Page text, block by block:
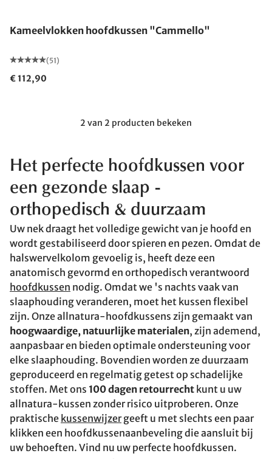
Kameelvlokken hoofdkussen "Cammello"
(51)
€ 112,90
2 van 2 producten bekeken
Het perfecte hoofdkussen voor
een gezonde slaap -
orthopedisch & duurzaam
Uw nek draagt het volledige gewicht van je hoofd en
wordt gestabiliseerd door spieren en pezen. Omdat de
halswervelkolom gevoelig is, heeft deze een
anatomisch gevormd en orthopedisch verantwoord
hoofdkussen nodig. Omdat we 's nachts vaak van
slaaphouding veranderen, moet het kussen flexibel
zijn. Onze allnatura-hoofdkussens zijn gemaakt van
hoogwaardige, natuurlijke materialen, zijn ademend,
aanpasbaar en bieden optimale ondersteuning voor
elke slaaphouding. Bovendien worden ze duurzaam
geproduceerd en regelmatig getest op schadelijke
stoffen. Met ons 100 dagen retourrecht kunt u uw
allnatura-kussen zonder risico uitproberen. Onze
praktische kussenwijzergeeft u met slechts een paar
klikken een hoofdkussenaanbeveling die aansluit bij
uw behoeften. Vind nu uw perfecte hoofdkussen.